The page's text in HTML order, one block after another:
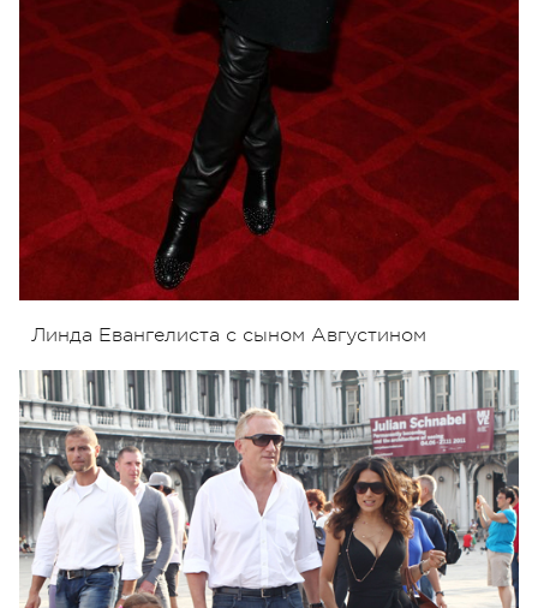
Линда Евангелиста с сыном Августином